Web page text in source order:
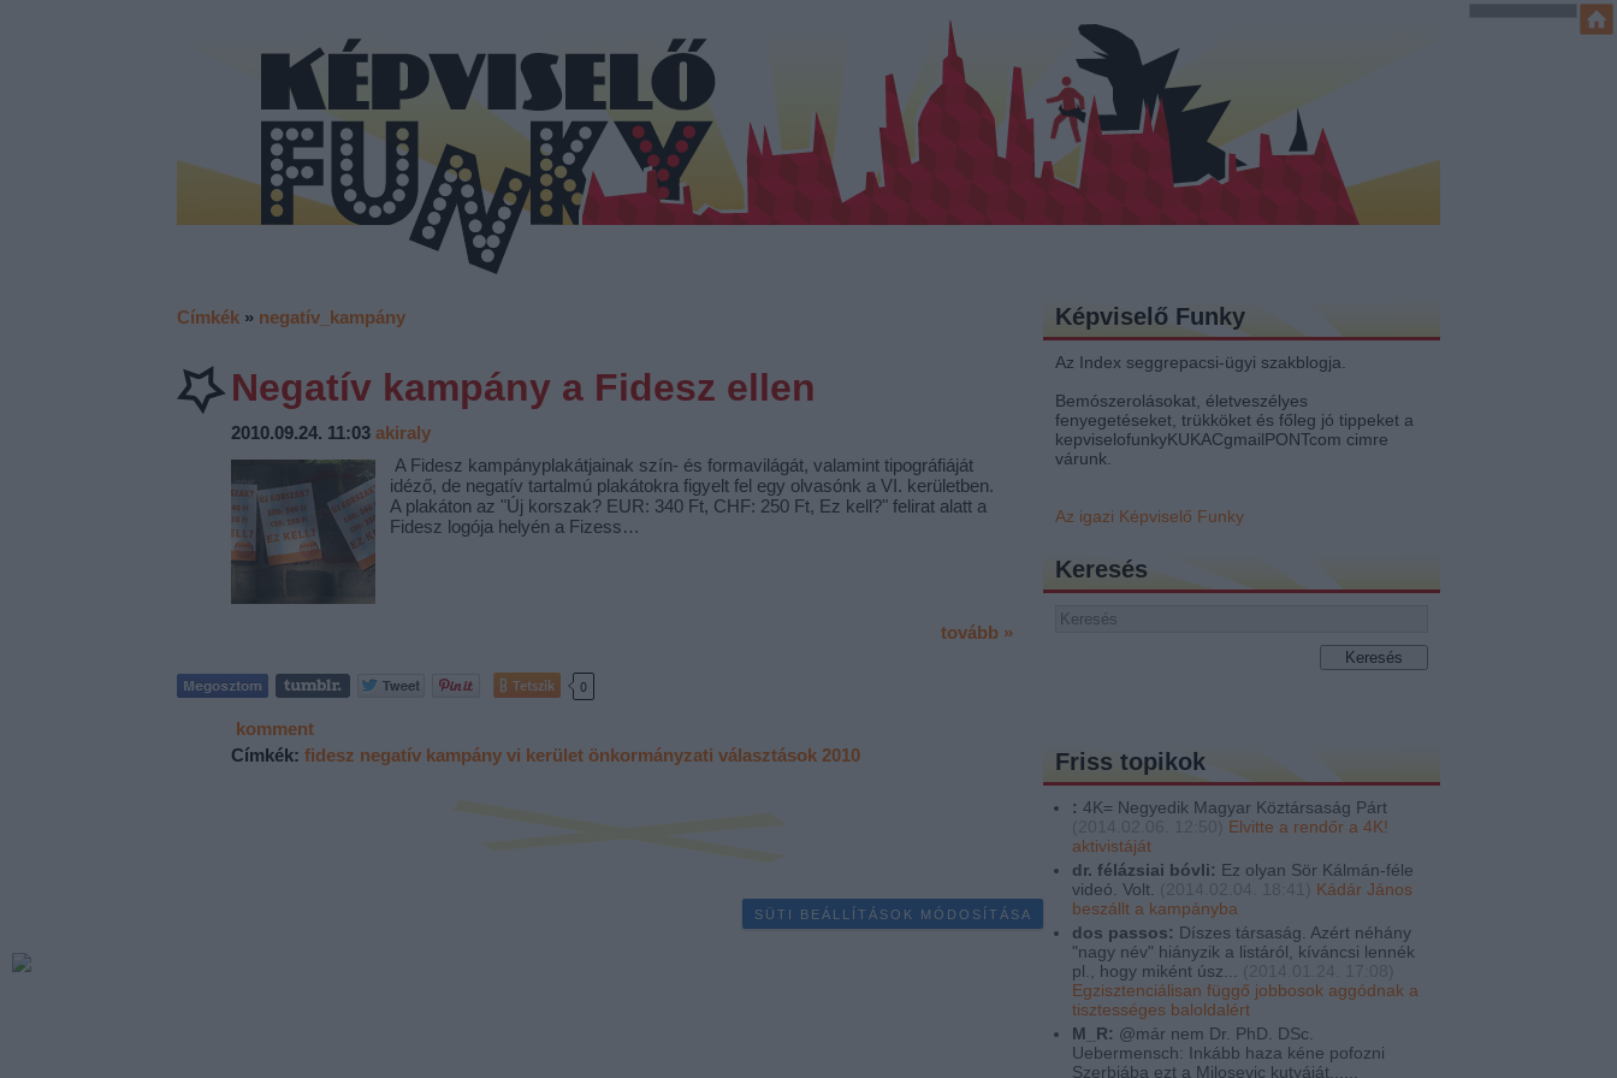
Képviselő Funky
Az Index seggrepacsi-ügyi szakblogja.
Bemószerolásokat, életveszélyes
fenyegetéseket, trükköket és főleg jó tippeket a
kepviselofunkyKUKACgmailPONTcom cimre
várunk.
Az igazi Képviselő Funky
Keresés
Friss topikok
: 4K= Negyedik Magyar Köztársaság Párt
Elvitte a rendőr a 4K!
aktivistáját
dr. félázsiai bóvli: Ez olyan Sör Kálmán-féle
videó. Volt.
Kádár János
beszállt a kampányba
dos passos: Díszes társaság. Azért néhány
"nagy név" hiányzik a listáról, kíváncsi lennék
pl., hogy miként úsz...
Egzisztenciálisan függő jobbosok aggódnak a
tisztességes baloldalért
M_R: @már nem Dr. PhD. DSc.
Uebermensch: Inkább haza kéne pofozni
Szerbiába ezt a Milosevic kutyáját......
Címkék » negatív_kampány
Negatív kampány a Fidesz ellen
2010.09.24. 11:03 akiraly
A Fidesz kampányplakátjainak szín- és formavilágát, valamint tipográfiáját
idéző, de negatív tartalmú plakátokra figyelt fel egy olvasónk a VI. kerületben.
A plakáton az "Új korszak? EUR: 340 Ft, CHF: 250 Ft, Ez kell?" felirat alatt a
Fidesz logója helyén a Fizess…
tovább »
Tetszik 0
komment
Címkék: fidesz negatív kampány vi kerület önkormányzati választások 2010
SÜTI BEÁLLÍTÁSOK MÓDOSÍTÁSA